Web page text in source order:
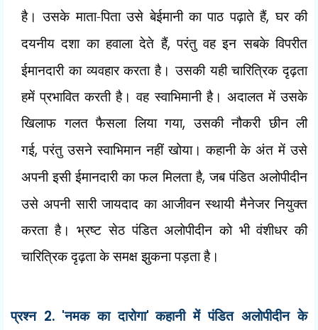
है। उसके माता-पिता उसे बेईमानी का पाठ पढ़ाते हैं,घर की
दयनीय दशा का हवाला देते हैं,परंतु वह इन सबके विपरीत
ईमानदारी का व्यवहार करता है। उसकी यही चारित्रिक दृढ़ता
हमें प्रभावित करती है। वह स्वाभिमानी है। अदालत में उसके
खिलाफ गलत फैसला लिया गया,उसकी नौकरी छीन ली
गई,परंतु उसने स्वाभिमान नहीं खोया। कहानी के अंत में उसे
अपनी इसी ईमानदारी का फल मिलता है,जब पंडित अलोपीदीन
उसे अपनी सारी जायदाद का आजीवन स्थायी मैनेजर नियुक्त
करता है। भ्रष्ट सेठ पंडित अलोपीदीन को भी वंशीधर की
चारित्रिक दृढ़ता के समक्ष झुकना पड़ता है।
प्रश्न 2. 'नमक का दारोगा'कहानी में पंडित अलोपीदीन के